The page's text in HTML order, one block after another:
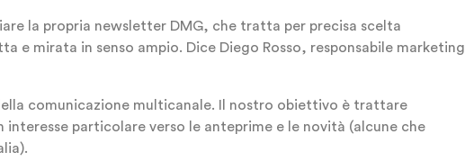
la propria newsletter DMG, che tratta per precisa scelta
e mirata in senso ampio. Dice Diego Rosso, responsabile marketing
comunicazione multicanale. Il nostro obiettivo è trattare
interesse particolare verso le anteprime e le novità (alcune che